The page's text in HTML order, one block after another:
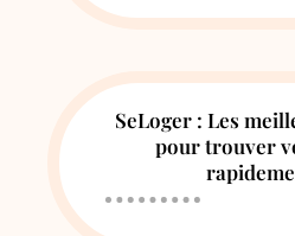
SeLoger : Les
pour trouver